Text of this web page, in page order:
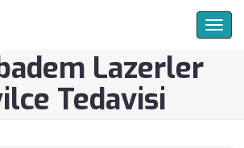
Lazerler
Tedavisi